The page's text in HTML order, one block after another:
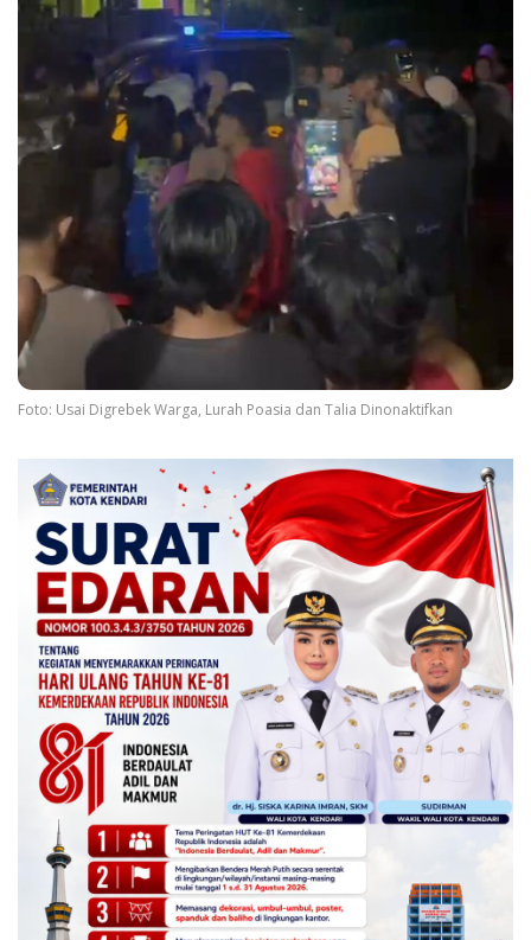
Foto: Usai Digrebek Warga, Lurah Poasia dan Talia Dinonaktifkan